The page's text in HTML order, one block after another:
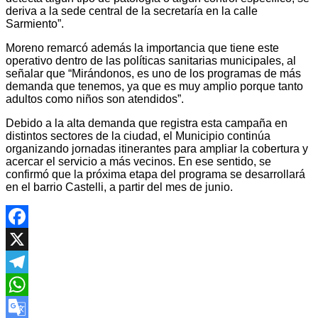
deriva a la sede central de la secretaría en la calle
Sarmiento”.
Moreno remarcó además la importancia que tiene este
operativo dentro de las políticas sanitarias municipales, al
señalar que “Mirándonos, es uno de los programas de más
demanda que tenemos, ya que es muy amplio porque tanto
adultos como niños son atendidos”.
Debido a la alta demanda que registra esta campaña en
distintos sectores de la ciudad, el Municipio continúa
organizando jornadas itinerantes para ampliar la cobertura y
acercar el servicio a más vecinos. En ese sentido, se
confirmó que la próxima etapa del programa se desarrollará
en el barrio Castelli, a partir del mes de junio.
Facebook
X
Telegram
WhatsApp